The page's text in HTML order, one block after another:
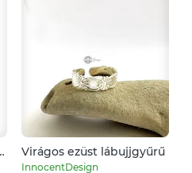
Virágos ezüst lábujjgyűrű
InnocentDesign